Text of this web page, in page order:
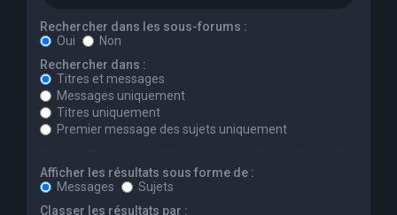
Rechercher dans les sous-forums :
Oui
Non
Rechercher dans :
Titres et messages
Messages uniquement
Titres uniquement
Premier message des sujets uniquement
Afficher les résultats sous forme de :
Messages
Sujets
Classer les résultats par :